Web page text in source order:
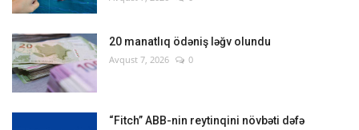
20 manatlıq ödəniş ləğv olundu
Avqust 7, 2026 0
“Fitch” ABB-nin reytinqini növbəti dəfə